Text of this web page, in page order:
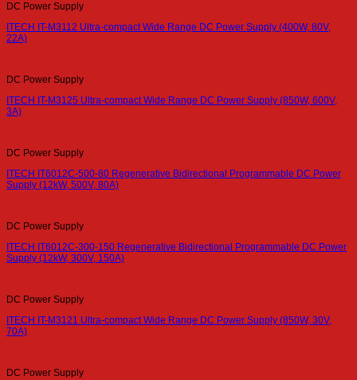
DC Power Supply
ITECH IT-M3112 Ultra-compact Wide Range DC Power Supply (400W, 80V,
22A)
DC Power Supply
ITECH IT-M3125 Ultra-compact Wide Range DC Power Supply (850W, 600V,
3A)
DC Power Supply
ITECH IT6012C-500-80 Regenerative Bidirectional Programmable DC Power
Supply (12kW, 500V, 80A)
DC Power Supply
ITECH IT6012C-300-150 Regenerative Bidirectional Programmable DC Power
Supply (12kW, 300V, 150A)
DC Power Supply
ITECH IT-M3121 Ultra-compact Wide Range DC Power Supply (850W, 30V,
70A)
DC Power Supply